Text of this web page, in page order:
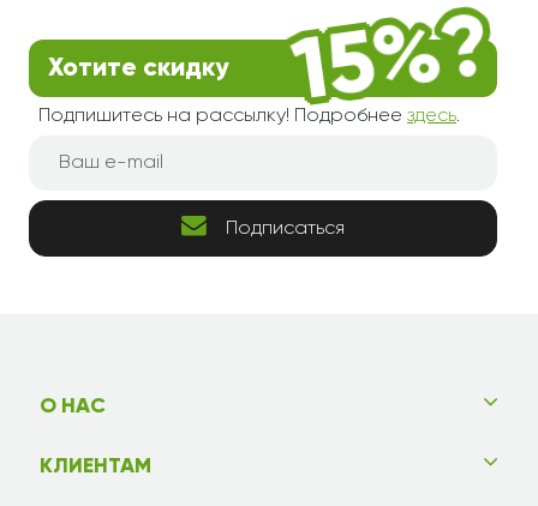
Хотите скидку
Подпишитесь на рассылку! Подробнее здесь.
Подписаться
О НАС
КЛИЕНТАМ